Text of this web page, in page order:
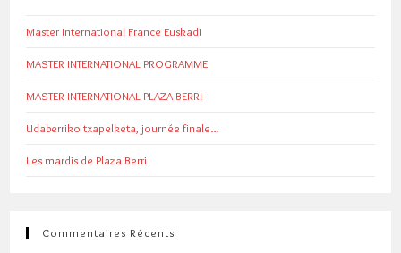
Master International France Euskadi
MASTER INTERNATIONAL PROGRAMME
MASTER INTERNATIONAL PLAZA BERRI
Udaberriko txapelketa, journée finale…
Les mardis de Plaza Berri
Commentaires Récents